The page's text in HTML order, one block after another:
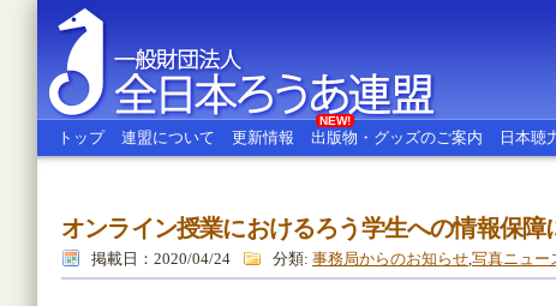
全日本ろうあ連盟
トップ
連盟について 更新情報 出版物・グッズのご案内
NEW!
日本聴
オンライン授業におけるろう学生への情報保
掲載日：2020/04/24 分類: 事務局からのお知らせ,写真ニュー